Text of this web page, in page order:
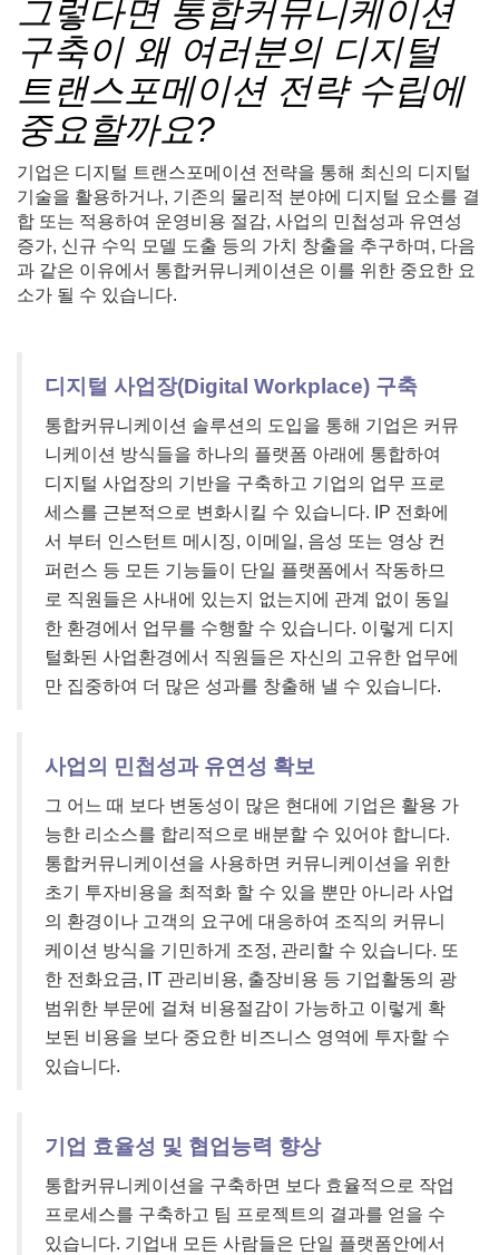
그렇다면 통합커뮤니케이션
구축이 왜 여러분의 디지털
트랜스포메이션 전략 수립에
중요할까요?
기업은 디지털 트랜스포메이션 전략을 통해 최신의 디지털
기술을 활용하거나, 기존의 물리적 분야에 디지털 요소를 결
합 또는 적용하여 운영비용 절감, 사업의 민첩성과 유연성
증가, 신규 수익 모델 도출 등의 가치 창출을 추구하며, 다음
과 같은 이유에서 통합커뮤니케이션은 이를 위한 중요한 요
소가 될 수 있습니다.
디지털 사업장(Digital Workplace) 구축
통합커뮤니케이션 솔루션의 도입을 통해 기업은 커뮤
니케이션 방식들을 하나의 플랫폼 아래에 통합하여
디지털 사업장의 기반을 구축하고 기업의 업무 프로
세스를 근본적으로 변화시킬 수 있습니다. IP 전화에
서 부터 인스턴트 메시징, 이메일, 음성 또는 영상 컨
퍼런스 등 모든 기능들이 단일 플랫폼에서 작동하므
로 직원들은 사내에 있는지 없는지에 관계 없이 동일
한 환경에서 업무를 수행할 수 있습니다. 이렇게 디지
털화된 사업환경에서 직원들은 자신의 고유한 업무에
만 집중하여 더 많은 성과를 창출해 낼 수 있습니다.
사업의 민첩성과 유연성 확보
그 어느 때 보다 변동성이 많은 현대에 기업은 활용 가
능한 리소스를 합리적으로 배분할 수 있어야 합니다.
통합커뮤니케이션을 사용하면 커뮤니케이션을 위한
초기 투자비용을 최적화 할 수 있을 뿐만 아니라 사업
의 환경이나 고객의 요구에 대응하여 조직의 커뮤니
케이션 방식을 기민하게 조정, 관리할 수 있습니다. 또
한 전화요금, IT 관리비용, 출장비용 등 기업활동의 광
범위한 부문에 걸쳐 비용절감이 가능하고 이렇게 확
보된 비용을 보다 중요한 비즈니스 영역에 투자할 수
있습니다.
기업 효율성 및 협업능력 향상
통합커뮤니케이션을 구축하면 보다 효율적으로 작업
프로세스를 구축하고 팀 프로젝트의 결과를 얻을 수
있습니다. 기업내 모든 사람들은 단일 플랫폼안에서